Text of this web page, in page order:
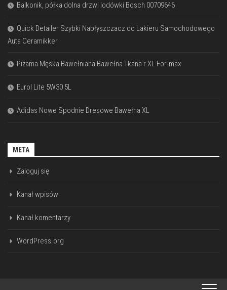
Balkonik, półka dolna drzwi lodówki Bosch 00709646
Quick Detailer Szybki Nabłyszczacz do Lakieru Samochodowego
Auta Ceramikker
Piżama Męska Bawełniana Bawełna Tkana r.XL For-max
Eurol Lite 5W30 5L
Adidas Nowe Spodnie Dresowe Bawełna XL
META
Zaloguj się
Kanał wpisów
Kanał komentarzy
WordPress.org